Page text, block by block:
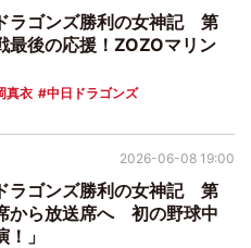
ラゴンズ勝利の女神記 第
最後の応援！ZOZOマリン
真衣 中日ドラゴンズ
ラゴンズ勝利の女神記 第
から放送席へ 初の野球中
」
2026-06-08 19:00